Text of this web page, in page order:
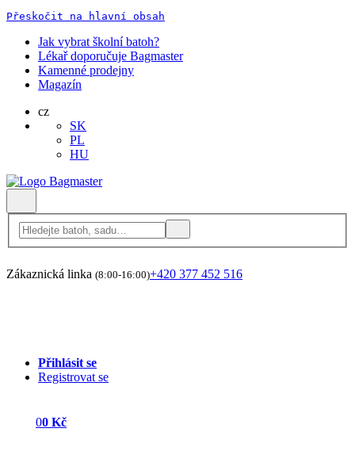
Přeskočit na hlavní obsah
Jak vybrat školní batoh?
Lékař doporučuje Bagmaster
Kamenné prodejny
Magazín
cz
SK
PL
HU
Zákaznická linka (8:00-16:00)+420 377 452 516
Přihlásit se
Registrovat se
00 Kč